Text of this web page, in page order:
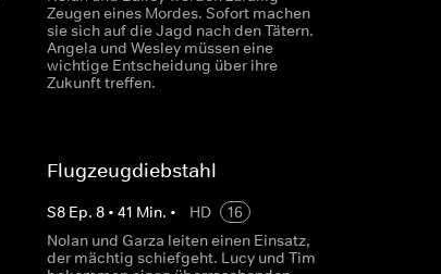
Zeugen eines Mordes. Sofort machen
sie sich auf die Jagd nach den Tätern.
Angela und Wesley müssen eine
wichtige Entscheidung über ihre
Zukunft treffen.
Flugzeugdiebstahl
S8 Ep. 8• 41 Min. • HD
16
Nolan und Garza leiten einen Einsatz,
der mächtig schiefgeht. Lucy und Tim